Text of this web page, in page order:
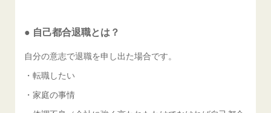
● 自己都合退職とは？
自分の意志で退職を申し出た場合です。
・転職したい
・家庭の事情